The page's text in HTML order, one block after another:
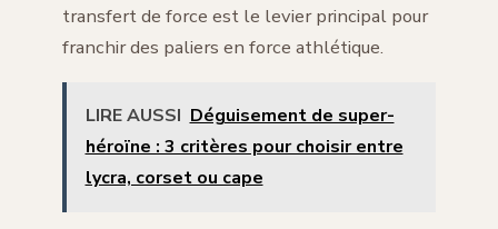
transfert de force est le levier principal pour
franchir des paliers en force athlétique.
LIRE AUSSI Déguisement de super-
héroïne : 3 critères pour choisir entre
lycra, corset ou cape